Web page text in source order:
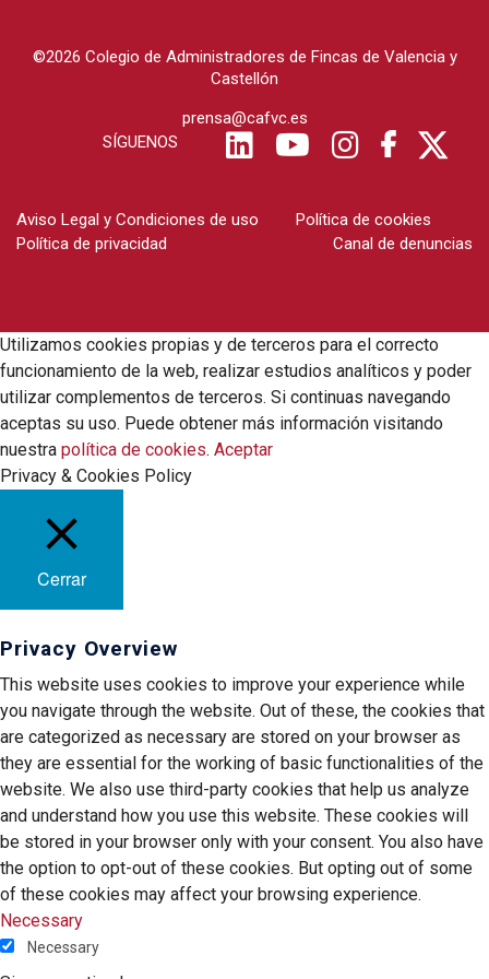
©2026 Colegio de Administradores de Fincas de Valencia y
Castellón
prensa@cafvc.es
SÍGUENOS
Aviso Legal y Condiciones de uso
Política de cookies
Política de privacidad
Canal de denuncias
Utilizamos cookies propias y de terceros para el correcto
funcionamiento de la web, realizar estudios analíticos y poder
utilizar complementos de terceros. Si continuas navegando
aceptas su uso. Puede obtener más información visitando
nuestra política de cookies. Aceptar
Privacy & Cookies Policy
Cerrar
Privacy Overview
This website uses cookies to improve your experience while
you navigate through the website. Out of these, the cookies that
are categorized as necessary are stored on your browser as
they are essential for the working of basic functionalities of the
website. We also use third-party cookies that help us analyze
and understand how you use this website. These cookies will
be stored in your browser only with your consent. You also have
the option to opt-out of these cookies. But opting out of some
of these cookies may affect your browsing experience.
Necessary
Necessary